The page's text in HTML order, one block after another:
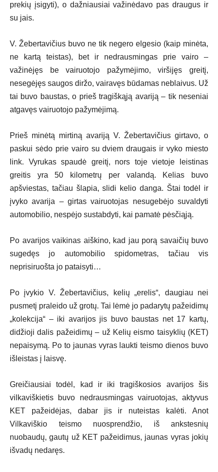
prekių įsigyti), o dažniausiai važinėdavo pas draugus ir
su jais.
V. Žebertavičius buvo ne tik negero elgesio (kaip minėta,
ne kartą teistas), bet ir nedrausmingas prie vairo –
važinėjęs be vairuotojo pažymėjimo, viršijęs greitį,
nesegėjęs saugos diržo, vairavęs būdamas neblaivus. Už
tai buvo baustas, o prieš tragiškąją avariją – tik neseniai
atgavęs vairuotojo pažymėjimą.
Prieš minėtą mirtiną avariją V. Žebertavičius girtavo, o
paskui sėdo prie vairo su dviem draugais ir vyko miesto
link. Vyrukas spaudė greitį, nors toje vietoje leistinas
greitis yra 50 kilometrų per valandą. Kelias buvo
apšviestas, tačiau šlapia, slidi kelio danga. Štai todėl ir
įvyko avarija – girtas vairuotojas nesugebėjo suvaldyti
automobilio, nespėjo sustabdyti, kai pamatė pėsčiąją.
Po avarijos vaikinas aiškino, kad jau porą savaičių buvo
sugedęs jo automobilio spidometras, tačiau vis
neprisiruošta jo pataisyti…
Po įvykio V. Žebertavičius, kelių „erelis“, daugiau nei
pusmetį praleido už grotų. Tai lėmė jo padarytų pažeidimų
„kolekcija“ – iki avarijos jis buvo baustas net 17 kartų,
didžioji dalis pažeidimų – už Kelių eismo taisyklių (KET)
nepaisymą. Po to jaunas vyras laukti teismo dienos buvo
išleistas į laisvę.
Greičiausiai todėl, kad ir iki tragiškosios avarijos šis
vilkaviškietis buvo nedrausmingas vairuotojas, aktyvus
KET pažeidėjas, dabar jis ir nuteistas kalėti. Anot
Vilkaviškio teismo nuosprendžio, iš ankstesnių
nuobaudų, gautų už KET pažeidimus, jaunas vyras jokių
išvadų nedaręs.